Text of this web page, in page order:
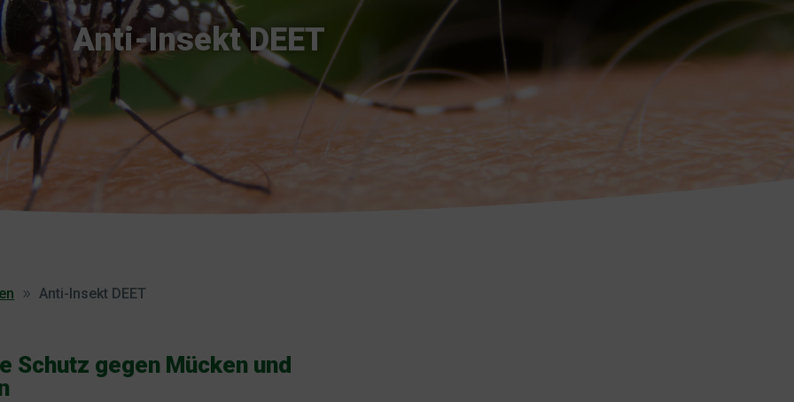
Anti-Insekt DEET
Anti-Insekt DEET
Schutz gegen Mücken und